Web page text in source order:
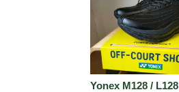
Yonex M128 / L128